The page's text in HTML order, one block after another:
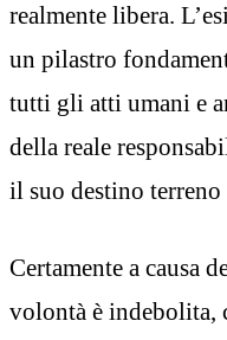
realmente libera.
un pilastro
tutti gli atti umani e
della reale
il suo destino terreno
Certamente a causa
volontà è indebolita,